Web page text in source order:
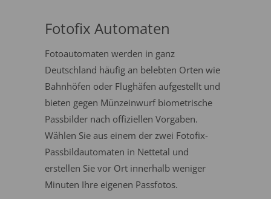
Fotofix Automaten
Fotoautomaten werden in ganz
Deutschland häufig an belebten Orten wie
Bahnhöfen oder Flughäfen aufgestellt und
bieten gegen Münzeinwurf biometrische
Passbilder nach offiziellen Vorgaben.
Wählen Sie aus einem der zwei Fotofix-
Passbildautomaten in Nettetal und
erstellen Sie vor Ort innerhalb weniger
Minuten Ihre eigenen Passfotos.